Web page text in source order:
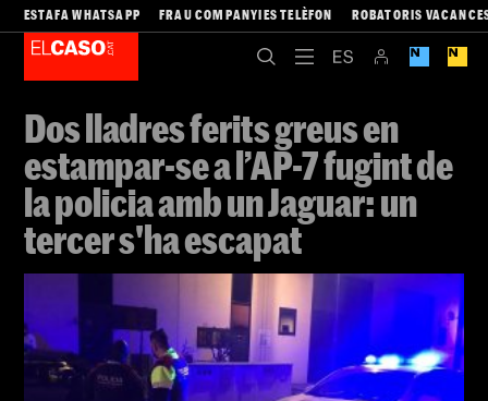
ESTAFA WHATSAPP FRAU COMPANYIES TELÈFON ROBATORIS
Dos lladres ferits greus en
estampar-se a l’AP-7 fugint de
la policia amb un Jaguar: un
tercer s'ha escapat